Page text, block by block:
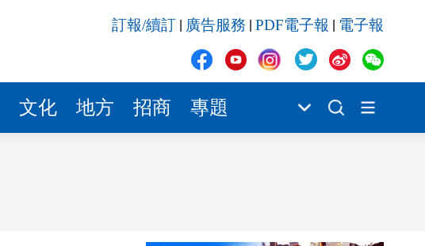
訂報/續訂 廣告服務 PDF電子報 電子報
文化 地方 招商 專題
20:42
20:40